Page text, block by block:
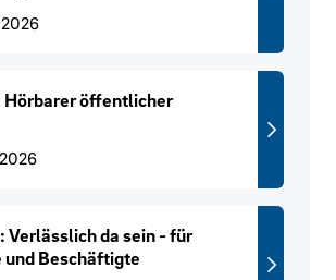
Hörbarer öffentlicher
Verlässlich da sein - für
und Beschäftigte